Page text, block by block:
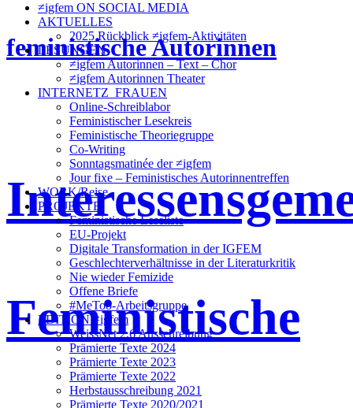
Feministische
≠igfem ON SOCIAL MEDIA
AKTUELLES
2025 Rückblick ≠igfem-Aktivitäten
LESUNGEN
≠igfem Autorinnen – Text – Chor
≠igfem Autorinnen Theater
INTERNETZ_FRAUEN
Online-Schreiblabor
Feministischer Lesekreis
Feministische Theoriegruppe
Co-Writing
Sonntagsmatinée der ≠igfem
Jour fixe – Feministisches Autorinnentreffen
WORK/Reise
PROJEKTE
Feministische Leseliste
EU-Projekt
Digitale Transformation in der IGFEM
Geschlechterverhältnisse in der Literaturkritik
Nie wieder Femizide
Offene Briefe
#MeToo-Arbeitsgruppe
EDITION ≠igfem
WeissNet 2.6 Ausschreibung
Prämierte Texte 2024
Prämierte Texte 2023
Prämierte Texte 2022
Herbstausschreibung 2021
Prämierte Texte 2020/2021